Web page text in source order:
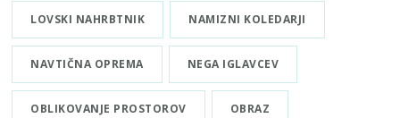
LOVSKI NAHRBTNIK NAMIZNI KOLEDARJI
NAVTIČNA OPREMA NEGA IGLAVCEV
OBLIKOVANJE PROSTOROV OBRAZ